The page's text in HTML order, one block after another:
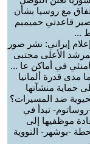
مع روسيا بشأن
قاعدتي حميميم
...
إعلام إيراني: نشر صور
الأعلى مجتبى
في أماكن عا ...
ما مدى قدرة ألمانيا
حماية منشآتها
ضد المسيرات؟
تبدأ في
موظفيها إلى
-بوشهر- النووية